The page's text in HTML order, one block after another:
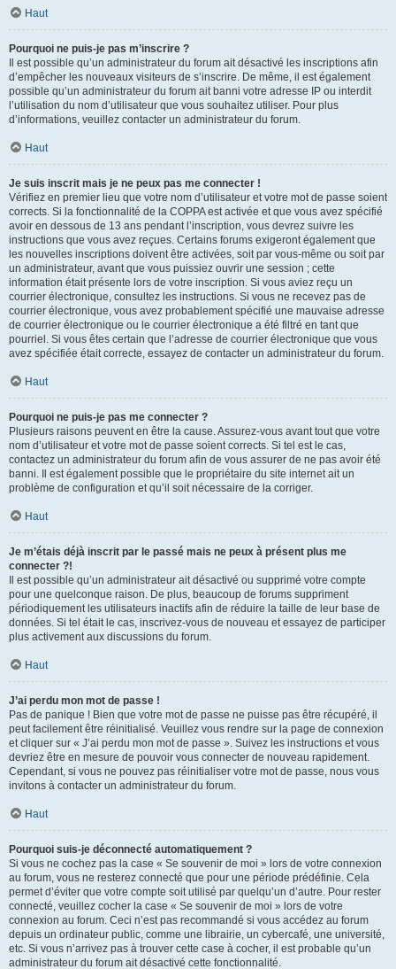
Haut
Pourquoi ne puis-je pas m’inscrire ?
Il est possible qu’un administrateur du forum ait désactivé les inscriptions afin
d’empêcher les nouveaux visiteurs de s’inscrire. De même, il est également
possible qu’un administrateur du forum ait banni votre adresse IP ou interdit
l’utilisation du nom d’utilisateur que vous souhaitez utiliser. Pour plus
d’informations, veuillez contacter un administrateur du forum.
Haut
Je suis inscrit mais je ne peux pas me connecter !
Vérifiez en premier lieu que votre nom d’utilisateur et votre mot de passe soient
corrects. Si la fonctionnalité de la COPPA est activée et que vous avez spécifié
avoir en dessous de 13 ans pendant l’inscription, vous devrez suivre les
instructions que vous avez reçues. Certains forums exigeront également que
les nouvelles inscriptions doivent être activées, soit par vous-même ou soit par
un administrateur, avant que vous puissiez ouvrir une session ; cette
information était présente lors de votre inscription. Si vous aviez reçu un
courrier électronique, consultez les instructions. Si vous ne recevez pas de
courrier électronique, vous avez probablement spécifié une mauvaise adresse
de courrier électronique ou le courrier électronique a été filtré en tant que
pourriel. Si vous êtes certain que l’adresse de courrier électronique que vous
avez spécifiée était correcte, essayez de contacter un administrateur du forum.
Haut
Pourquoi ne puis-je pas me connecter ?
Plusieurs raisons peuvent en être la cause. Assurez-vous avant tout que votre
nom d’utilisateur et votre mot de passe soient corrects. Si tel est le cas,
contactez un administrateur du forum afin de vous assurer de ne pas avoir été
banni. Il est également possible que le propriétaire du site internet ait un
problème de configuration et qu’il soit nécessaire de la corriger.
Haut
Je m’étais déjà inscrit par le passé mais ne peux à présent plus me
connecter ?!
Il est possible qu’un administrateur ait désactivé ou supprimé votre compte
pour une quelconque raison. De plus, beaucoup de forums suppriment
périodiquement les utilisateurs inactifs afin de réduire la taille de leur base de
données. Si tel était le cas, inscrivez-vous de nouveau et essayez de participer
plus activement aux discussions du forum.
Haut
J’ai perdu mon mot de passe !
Pas de panique ! Bien que votre mot de passe ne puisse pas être récupéré, il
peut facilement être réinitialisé. Veuillez vous rendre sur la page de connexion
et cliquer sur « J’ai perdu mon mot de passe ». Suivez les instructions et vous
devriez être en mesure de pouvoir vous connecter de nouveau rapidement.
Cependant, si vous ne pouvez pas réinitialiser votre mot de passe, nous vous
invitons à contacter un administrateur du forum.
Haut
Pourquoi suis-je déconnecté automatiquement ?
Si vous ne cochez pas la case « Se souvenir de moi » lors de votre connexion
au forum, vous ne resterez connecté que pour une période prédéfinie. Cela
permet d’éviter que votre compte soit utilisé par quelqu’un d’autre. Pour rester
connecté, veuillez cocher la case « Se souvenir de moi » lors de votre
connexion au forum. Ceci n’est pas recommandé si vous accédez au forum
depuis un ordinateur public, comme une librairie, un cybercafé, une université,
etc. Si vous n’arrivez pas à trouver cette case à cocher, il est probable qu’un
administrateur du forum ait désactivé cette fonctionnalité.